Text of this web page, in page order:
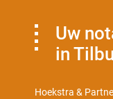
Uw
in
Hoekstra &